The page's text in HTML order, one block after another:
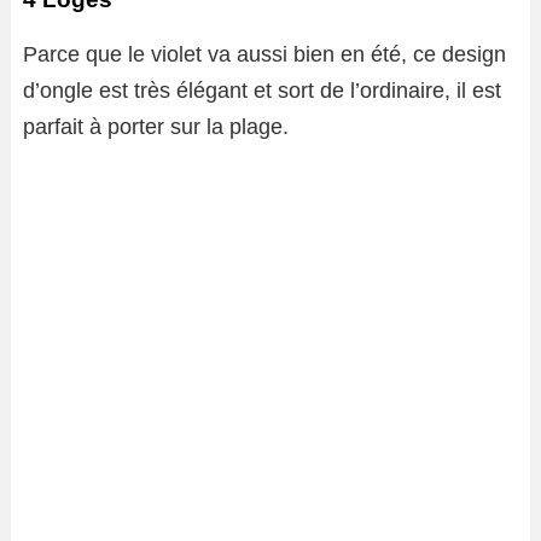
Parce que le violet va aussi bien en été, ce design
d’ongle est très élégant et sort de l’ordinaire, il est
parfait à porter sur la plage.